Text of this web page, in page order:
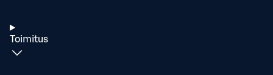
Toimitus